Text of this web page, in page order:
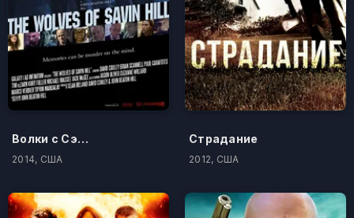
Волки с Сэйвин-Хилл
2014, США
Страдание
2012, США